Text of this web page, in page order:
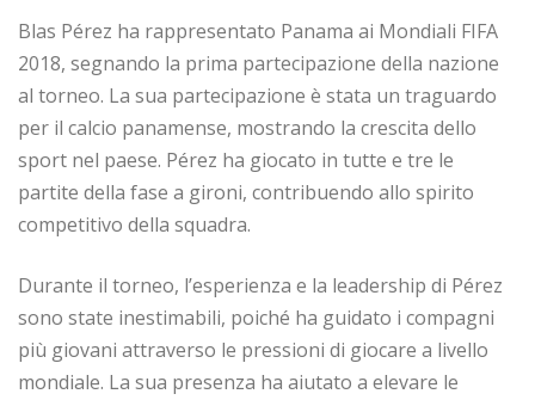
Blas Pérez ha rappresentato Panama ai Mondiali FIFA
2018, segnando la prima partecipazione della nazione
al torneo. La sua partecipazione è stata un traguardo
per il calcio panamense, mostrando la crescita dello
sport nel paese. Pérez ha giocato in tutte e tre le
partite della fase a gironi, contribuendo allo spirito
competitivo della squadra.
Durante il torneo, l’esperienza e la leadership di Pérez
sono state inestimabili, poiché ha guidato i compagni
più giovani attraverso le pressioni di giocare a livello
mondiale. La sua presenza ha aiutato a elevare le